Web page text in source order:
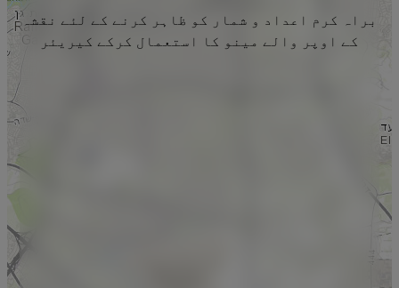
براہ کرم اعداد و شمار کو ظاہر کرنے کے لئے نقشہ
کے اوپر والے مینو کا استعمال کرکے کیریئر